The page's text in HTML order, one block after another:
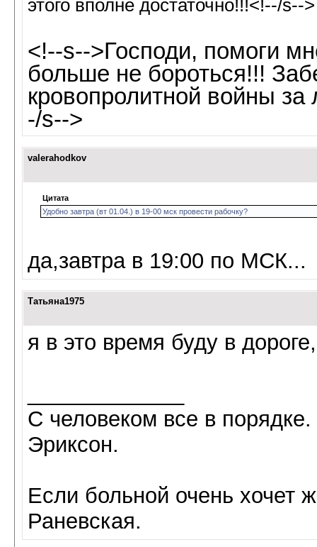
этого вполне достаточно!!!<!--/s-->
<!--s-->Господи, помоги
больше не бороться!!!
кровопролитной войны
-/s-->
valerahodkov
Цитата
Удобно завтра (вт 01.04.) в 19-00 мск провести рабочку?
да,завтра в 19:00 по МСК...
Татьяна1975
я в это время буду в
С человеком все в
Эриксон.
Если больной очень хочет
Раневская.